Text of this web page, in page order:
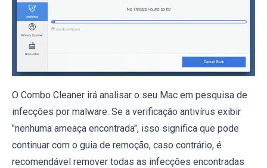
O Combo Cleaner irá analisar o seu Mac em pesquisa de
infecções por malware. Se a verificação antivírus exibir
"nenhuma ameaça encontrada", isso significa que pode
continuar com o guia de remoção, caso contrário, é
recomendável remover todas as infecções encontradas